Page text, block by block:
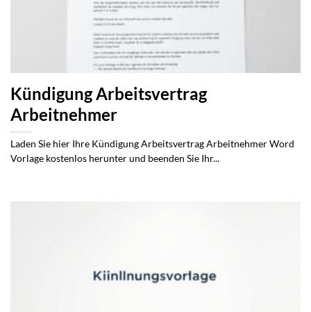
Kündigung Arbeitsvertrag
Arbeitnehmer
Laden Sie hier Ihre Kündigung Arbeitsvertrag Arbeitnehmer Word
Vorlage kostenlos herunter und beenden Sie Ihr...